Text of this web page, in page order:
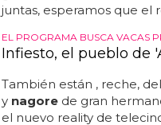
Michelle Rodríguez,
Delevingne
Michelle rodríguez, novia
actriz bisexual de 35 años
supermodelo de 21...
mirror: "nos va muy